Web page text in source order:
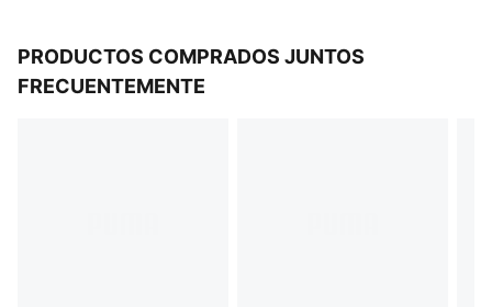
PRODUCTOS COMPRADOS JUNTOS
FRECUENTEMENTE